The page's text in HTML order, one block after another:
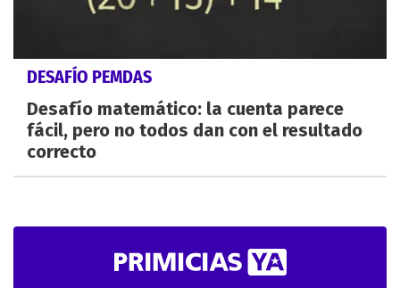
DESAFÍO PEMDAS
Desafío matemático: la cuenta parece
fácil, pero no todos dan con el resultado
correcto